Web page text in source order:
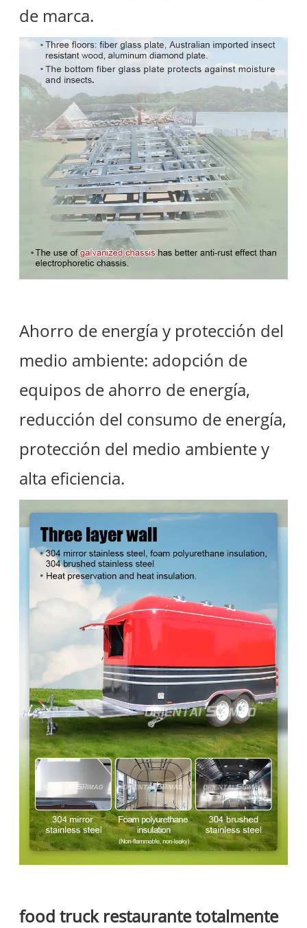
de marca.
Ahorro de energía y protección del
medio ambiente: adopción de
equipos de ahorro de energía,
reducción del consumo de energía,
protección del medio ambiente y
alta eficiencia.
food truck restaurante totalmente